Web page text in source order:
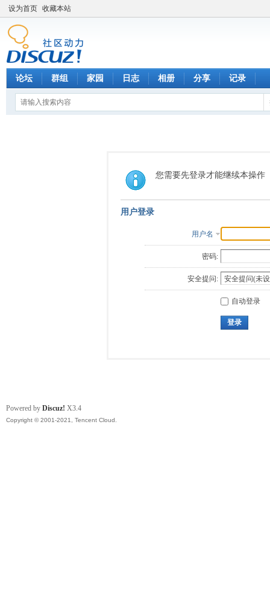
设为首页 收藏本站
论坛 群组 家园 日志 相册 分享 记录
您需要先登录才能继续本操作
用户登录
用户名
密码:
安全提问:
自动登录
登录
Powered by Discuz! X3.4
Copyright © 2001-2021, Tencent Cloud.